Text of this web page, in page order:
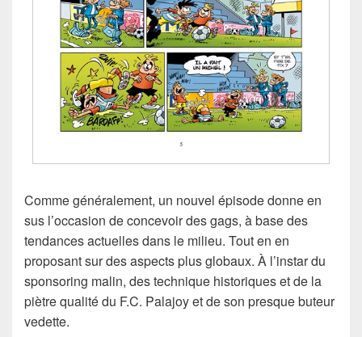
Comme généralement, un nouvel épisode donne en
sus l’occasion de concevoir des gags, à base des
tendances actuelles dans le milieu. Tout en en
proposant sur des aspects plus globaux. À l’instar du
sponsoring malin, des technique historiques et de la
piètre qualité du F.C. Palajoy et de son presque buteur
vedette.